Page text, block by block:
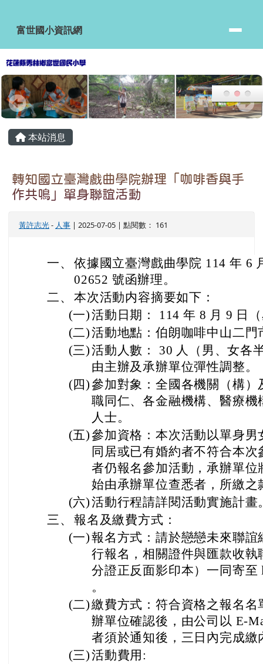
富世國小資訊網
主內容區域
本站消息
轉知國立臺灣戲曲學院辦理「咖啡香與手
作共鳴」單身聯誼活動
黃許志光- 人事 | 2025-07-05 | 點閱數： 161
一、 依據國立臺灣戲曲學院 114 年 6
02652 號函辦理。
二、 本次活動内容摘要如下：
(一)活動日期： 114 年 8 月 9 日
(二)活動地點：伯朗咖啡中山二門
(三)活動人數： 30 人（男、女各
由主辦及承辦單位彈性調整。
(四)參加對象：全國各機關（構
職同仁、各金融機構、醫療
人士。
(五)參加資格：本次活動以單身
同居或已有婚約者不符合本
者仍報名參加活動，承辦單
始由承辦單位查悉者，所繳之
(六)活動行程請詳閱活動實施計畫
三、 報名及繳費方式：
(一)報名方式：請於戀戀未來聯
行報名，相關證件與匯款收
分證正反面影印本）一同寄至
。
(二)繳費方式：符合資格之報名
辦單位確認後，由公司以 E-
者須於通知後，三日內完成繳
(三)活動費用:
頁尾區域